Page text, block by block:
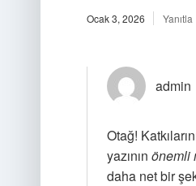
Ocak 3, 2026 Yanıtla
admin
Otağ!
yazının önemli
daha net bir